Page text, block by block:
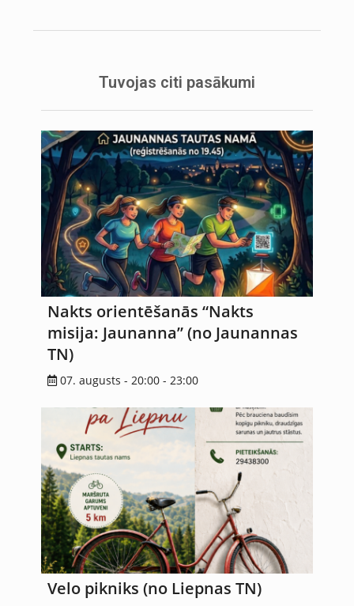
Tuvojas citi pasākumi
Nakts orientēšanās “Nakts
misija: Jaunanna” (no Jaunannas
TN)
07. augusts - 20:00 -23:00
Velo pikniks (no Liepnas TN)